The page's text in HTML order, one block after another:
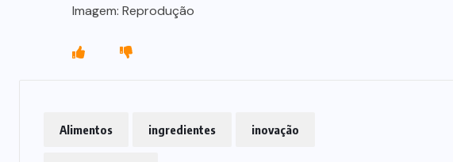
Imagem: Reprodução
Alimentos ingredientes inovação